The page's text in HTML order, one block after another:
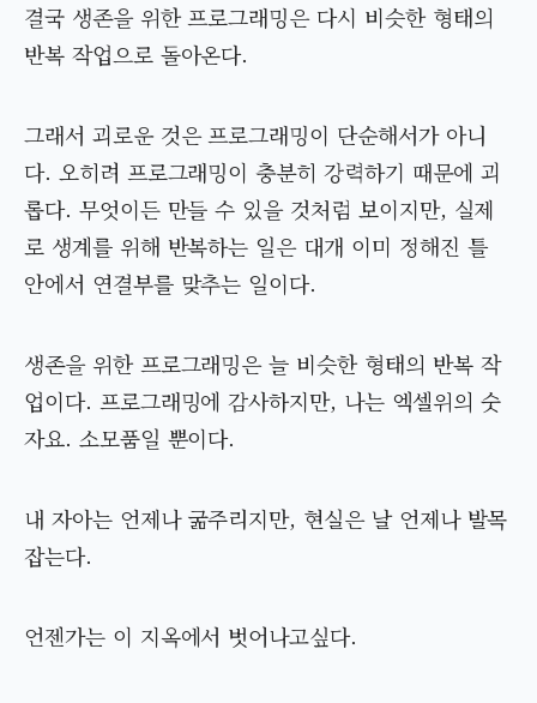
결국 생존을 위한 프로그래밍은 다시 비슷한 형태의
반복 작업으로 돌아온다.
그래서 괴로운 것은 프로그래밍이 단순해서가 아니
다. 오히려 프로그래밍이 충분히 강력하기 때문에 괴
롭다. 무엇이든 만들 수 있을 것처럼 보이지만, 실제
로 생계를 위해 반복하는 일은 대개 이미 정해진 틀
안에서 연결부를 맞추는 일이다.
생존을 위한 프로그래밍은 늘 비슷한 형태의 반복 작
업이다. 프로그래밍에 감사하지만, 나는 엑셀위의 숫
자요. 소모품일 뿐이다.
내 자아는 언제나 굶주리지만, 현실은 날 언제나 발목
잡는다.
언젠가는 이 지옥에서 벗어나고싶다.